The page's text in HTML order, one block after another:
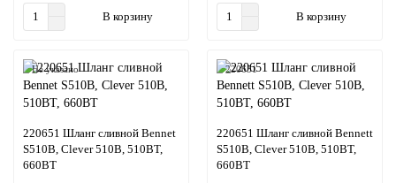
В корзину В корзину
Не указано
220651 Шланг сливной Bennet
S510B, Clever 510B, 510BT,
660BT
220651
220651 Шланг сливной Bennett
S510B, Clever 510B, 510BT,
660BT